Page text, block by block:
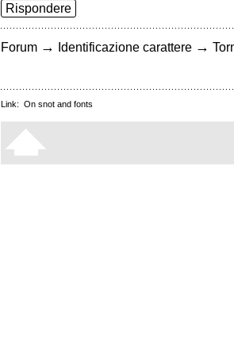
Rispondere
Forum → Identificazione carattere →
Link: On snot and fonts